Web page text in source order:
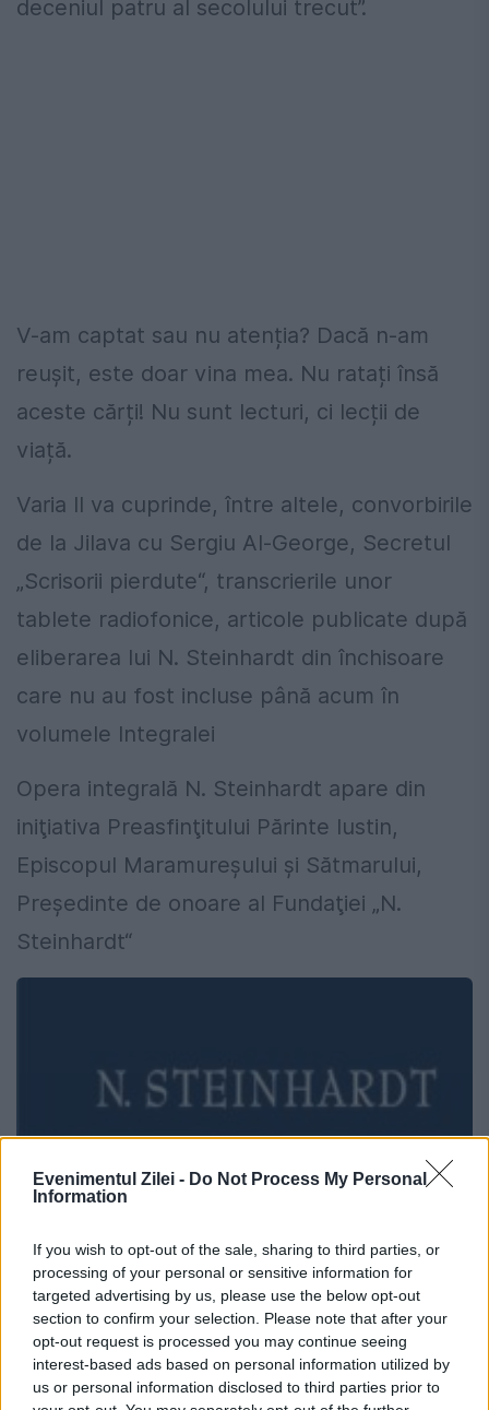
Evenimentul Zilei - Do Not Process My Personal
Information
If you wish to opt-out of the sale, sharing to third parties, or
processing of your personal or sensitive information for
targeted advertising by us, please use the below opt-out
section to confirm your selection. Please note that after your
opt-out request is processed you may continue seeing
interest-based ads based on personal information utilized by
us or personal information disclosed to third parties prior to
deceniul patru al secolului trecut”.
V-am captat sau nu atenția? Dacă n-am
reușit, este doar vina mea. Nu ratați însă
aceste cărți! Nu sunt lecturi, ci lecții de
viață.
Varia II va cuprinde, între altele, convorbirile
de la Jilava cu Sergiu Al-George, Secretul
„Scrisorii pierdute“, transcrierile unor
tablete radiofonice, articole publicate după
eliberarea lui N. Steinhardt din închisoare
care nu au fost incluse până acum în
volumele Integralei
Opera integrală N. Steinhardt apare din
iniţiativa Preasfinţitului Părinte Iustin,
Episcopul Maramureşului şi Sătmarului,
Preşedinte de onoare al Fundaţiei „N.
Steinhardt“